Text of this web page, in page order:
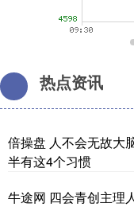
热点资讯
倍操盘 人不会无故大
半有这4个习惯
牛途网 四会青创主理